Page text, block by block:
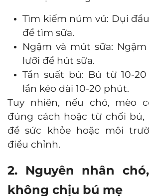
Tìm kiếm núm vú: Dụi
để tìm sữa.
Ngậm và mút sữa:
lưỡi để hút sữa.
Tần suất bú: Bú từ 10-
lần kéo dài 10-20 phút.
Tuy nhiên, nếu chó, mèo
đúng cách hoặc từ chối bú,
đề sức khỏe hoặc môi
điều chỉnh.
2. Nguyên nhân
không chịu bú mẹ